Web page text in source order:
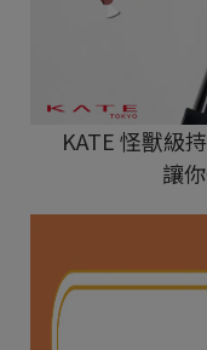
KATE 怪獸級
讓